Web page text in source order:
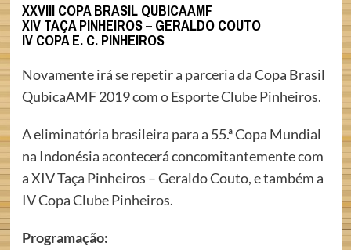
XXVIII COPA BRASIL QUBICAAMF
XIV TAÇA PINHEIROS – GERALDO COUTO
IV COPA E. C. PINHEIROS
Novamente irá se repetir a parceria da Copa Brasil
QubicaAMF 2019 com o Esporte Clube Pinheiros.
A eliminatória brasileira para a 55.ª Copa Mundial
na Indonésia acontecerá concomitantemente com
a XIV Taça Pinheiros – Geraldo Couto, e também a
IV Copa Clube Pinheiros.
Programação: